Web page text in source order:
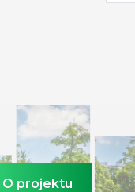
O projektu